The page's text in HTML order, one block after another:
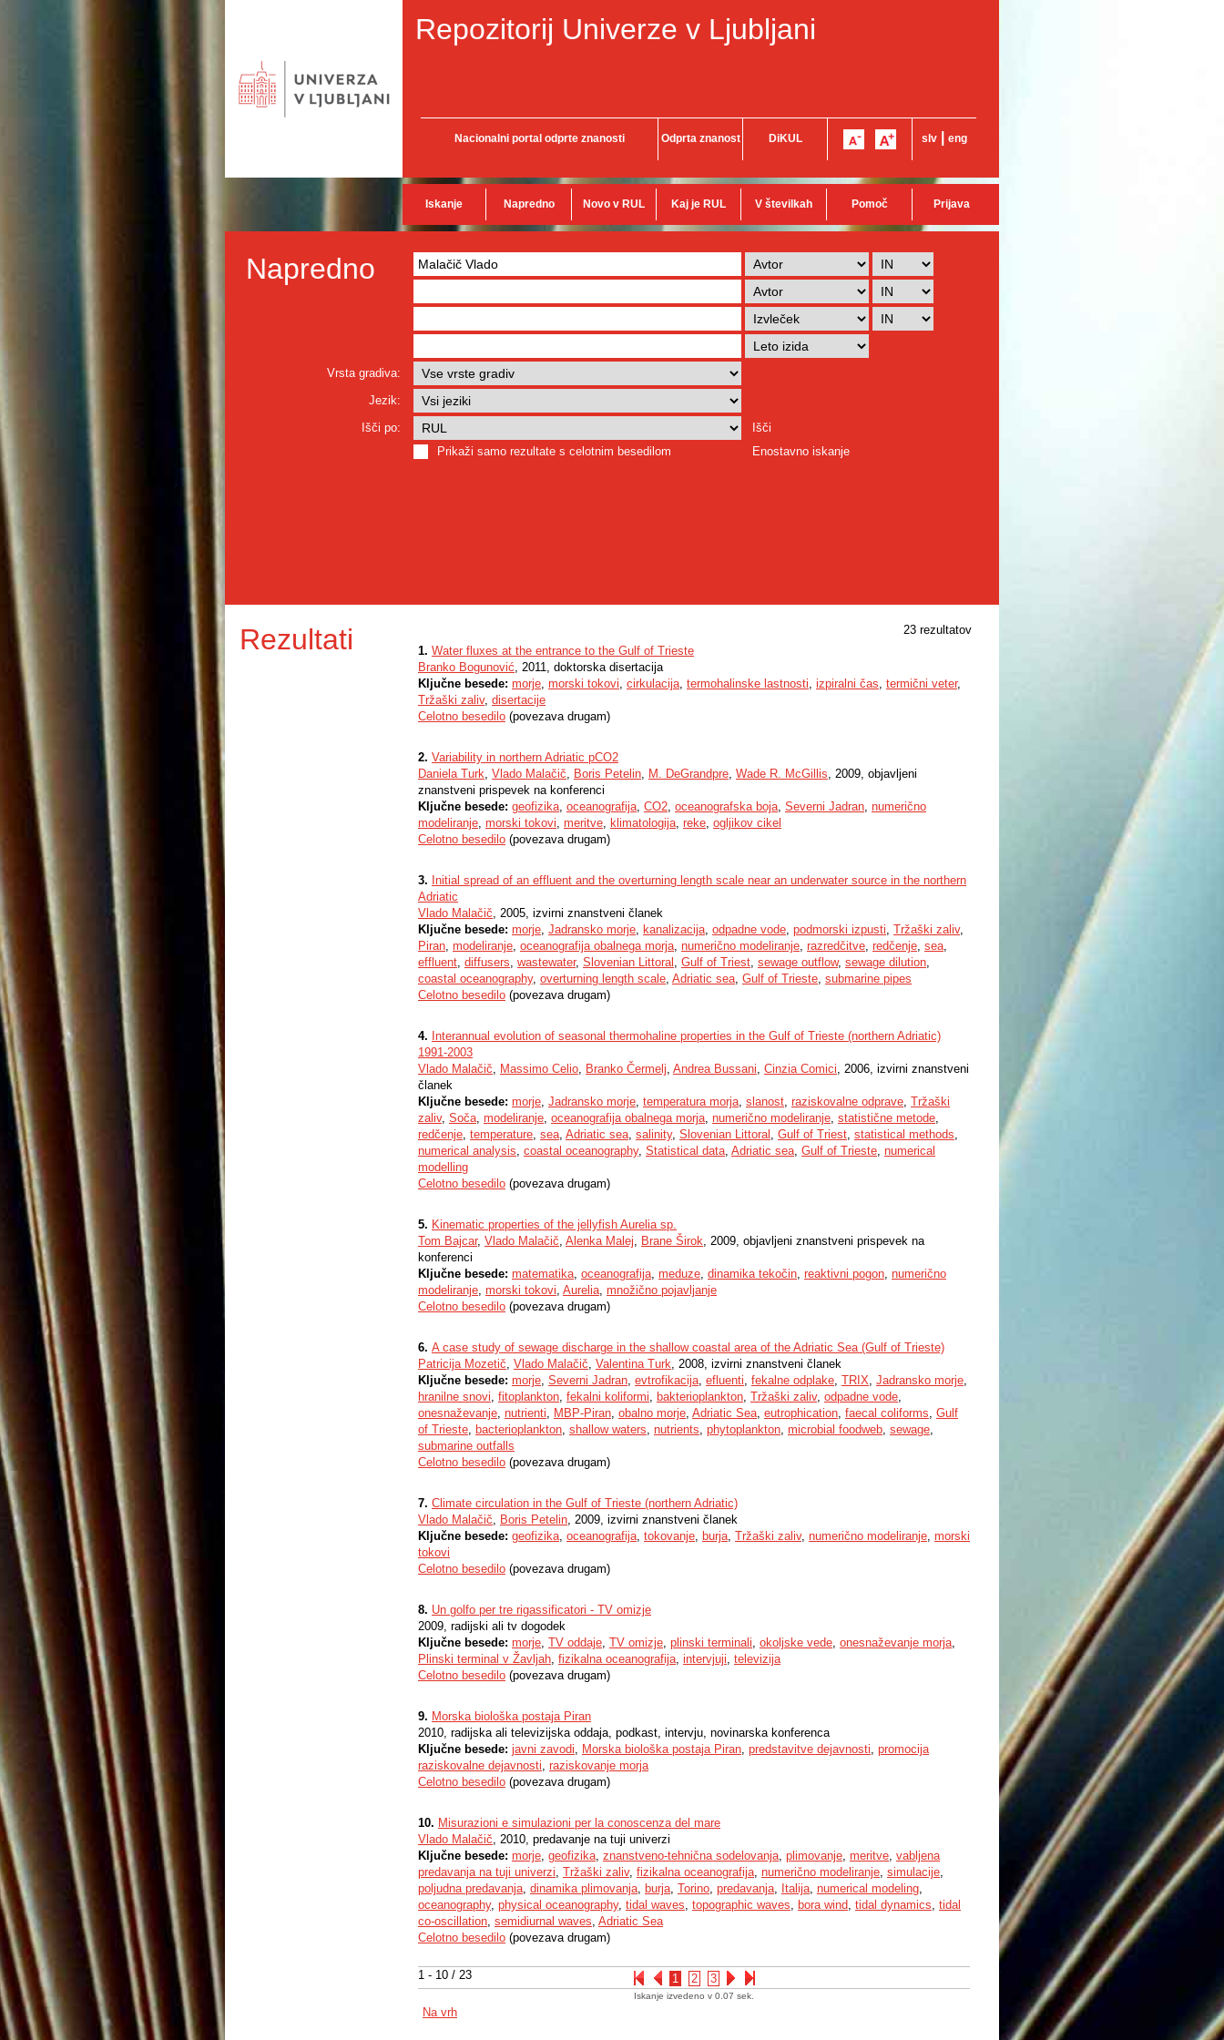
Repozitorij Univerze v Ljubljani
Nacionalni portal odprte znanosti Odprta znanost DiKUL slv eng
Iskanje Napredno Novo v RUL Kaj je RUL V številkah Pomoč Prijava
Napredno
Vrsta gradiva:
Jezik:
Išči po:
Išči
Prikaži samo rezultate s celotnim besedilom
Enostavno iskanje
Rezultati 23 rezultatov
1 - 10 / 23 1 2 3
1. Water fluxes at the entrance to the Gulf of Trieste
Branko Bogunović, 2011, doktorska disertacija
Ključne besede: morje, morski tokovi, cirkulacija, termohalinske lastnosti, izpiralni čas, termični veter,
Tržaški zaliv, disertacije
Celotno besedilo (povezava drugam)
2. Variability in northern Adriatic pCO2
Daniela Turk, Vlado Malačič, Boris Petelin, M. DeGrandpre, Wade R. McGillis, 2009, objavljeni
znanstveni prispevek na konferenci
Ključne besede: geofizika, oceanografija, CO2, oceanografska boja, Severni Jadran, numerično
modeliranje, morski tokovi, meritve, klimatologija, reke, ogljikov cikel
Celotno besedilo (povezava drugam)
3. Initial spread of an effluent and the overturning length scale near an underwater source in the northern
Adriatic
Vlado Malačič, 2005, izvirni znanstveni članek
Ključne besede: morje, Jadransko morje, kanalizacija, odpadne vode, podmorski izpusti, Tržaški zaliv,
Piran, modeliranje, oceanografija obalnega morja, numerično modeliranje, razredčitve, redčenje, sea,
effluent, diffusers, wastewater, Slovenian Littoral , Gulf of Triest, sewage outflow, sewage dilution,
coastal oceanography, overturning length scale, Adriatic sea, Gulf of Trieste, submarine pipes
Celotno besedilo (povezava drugam)
4. Interannual evolution of seasonal thermohaline properties in the Gulf of Trieste (northern Adriatic)
1991-2003
Vlado Malačič, Massimo Celio, Branko Čermelj, Andrea Bussani, Cinzia Comici, 2006, izvirni znanstveni
članek
Ključne besede: morje, Jadransko morje, temperatura morja, slanost, raziskovalne odprave, Tržaški
zaliv, Soča, modeliranje, oceanografija obalnega morja, numerično modeliranje, statistične metode,
redčenje, temperature, sea, Adriatic sea, salinity, Slovenian Littoral , Gulf of Triest, statistical methods,
numerical analysis, coastal oceanography, Statistical data, Adriatic sea, Gulf of Trieste, numerical
modelling
Celotno besedilo (povezava drugam)
5. Kinematic properties of the jellyfish Aurelia sp.
Tom Bajcar, Vlado Malačič, Alenka Malej, Brane Širok, 2009, objavljeni znanstveni prispevek na
konferenci
Ključne besede: matematika, oceanografija, meduze, dinamika tekočin, reaktivni pogon, numerično
modeliranje, morski tokovi, Aurelia, množično pojavljanje
Celotno besedilo (povezava drugam)
6. A case study of sewage discharge in the shallow coastal area of the Adriatic Sea (Gulf of Trieste)
Patricija Mozetič, Vlado Malačič, Valentina Turk, 2008, izvirni znanstveni članek
Ključne besede: morje, Severni Jadran, evtrofikacija, efluenti, fekalne odplake, TRIX, Jadransko morje,
hranilne snovi, fitoplankton, fekalni koliformi, bakterioplankton, Tržaški zaliv, odpadne vode,
onesnaževanje, nutrienti, MBP-Piran, obalno morje, Adriatic Sea, eutrophication, faecal coliforms, Gulf
of Trieste, bacterioplankton, shallow waters, nutrients, phytoplankton, microbial foodweb, sewage,
submarine outfalls
Celotno besedilo (povezava drugam)
7. Climate circulation in the Gulf of Trieste (northern Adriatic)
Vlado Malačič, Boris Petelin, 2009, izvirni znanstveni članek
Ključne besede: geofizika, oceanografija, tokovanje, burja, Tržaški zaliv, numerično modeliranje, morski
tokovi
Celotno besedilo (povezava drugam)
8. Un golfo per tre rigassificatori - TV omizje
2009, radijski ali tv dogodek
Ključne besede: morje, TV oddaje, TV omizje, plinski terminali, okoljske vede, onesnaževanje morja,
Plinski terminal v Žavljah, fizikalna oceanografija, intervjuji, televizija
Celotno besedilo (povezava drugam)
9. Morska biološka postaja Piran
2010, radijska ali televizijska oddaja, podkast, intervju, novinarska konferenca
Ključne besede: javni zavodi, Morska biološka postaja Piran, predstavitve dejavnosti, promocija
raziskovalne dejavnosti, raziskovanje morja
Celotno besedilo (povezava drugam)
10. Misurazioni e simulazioni per la conoscenza del mare
Vlado Malačič, 2010, predavanje na tuji univerzi
Ključne besede: morje, geofizika, znanstveno-tehnična sodelovanja, plimovanje, meritve, vabljena
predavanja na tuji univerzi, Tržaški zaliv, fizikalna oceanografija, numerično modeliranje, simulacije,
poljudna predavanja, dinamika plimovanja, burja, Torino, predavanja, Italija, numerical modeling,
oceanography, physical oceanography, tidal waves, topographic waves, bora wind, tidal dynamics, tidal
co-oscillation, semidiurnal waves, Adriatic Sea
Celotno besedilo (povezava drugam)
Iskanje izvedeno v 0.07 sek.
Na vrh